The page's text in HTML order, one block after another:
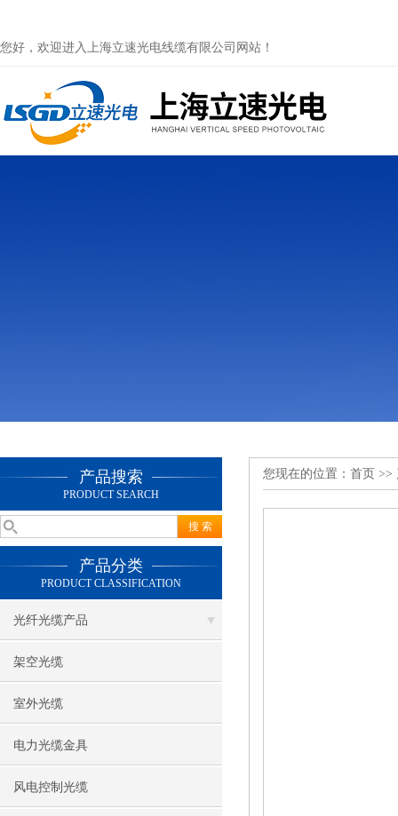
您好，欢迎进入上海立速光电线缆有限公司网站！
产品搜索
PRODUCT SEARCH
产品分类
PRODUCT CLASSIFICATION
光纤光缆产品
架空光缆
室外光缆
电力光缆金具
风电控制光缆
您现在的位置： 首页 >>